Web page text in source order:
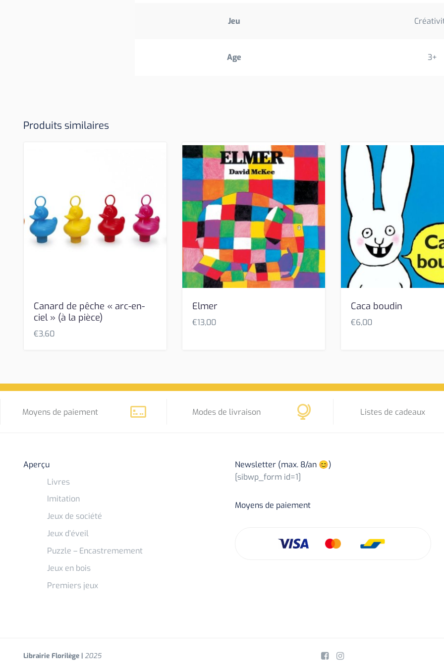
Jeu
Age 3+
Produits similaires
Canard de pêche « arc-en-
ciel » (à la pièce)
€3,60
Elmer
€13,00
Caca boudin
€6,00
Moyens de paiement Modes de livraison Listes de cadeaux
Aperçu
Livres
Imitation
Jeux de société
Jeux d’éveil
Puzzle – Encastremement
Jeux en bois
Premiers jeux
Newsletter (max. 8/an 😊)
[sibwp_form id=1]
Moyens de paiement
Librairie Florilège | 2025